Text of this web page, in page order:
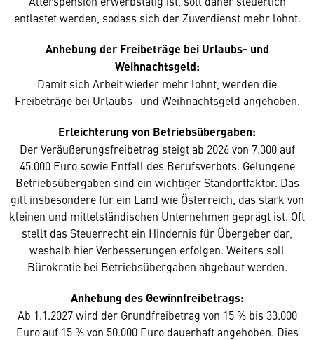
entlastet werden, sodass sich der Zuverdienst mehr lohnt.
Anhebung der Freibeträge bei Urlaubs- und
Weihnachtsgeld:
Damit sich Arbeit wieder mehr lohnt, werden die
Freibeträge bei Urlaubs- und Weihnachtsgeld angehoben.
Erleichterung von Betriebsübergaben:
Der Veräußerungsfreibetrag steigt ab 2026 von 7.300 auf
45.000 Euro sowie Entfall des Berufsverbots. Gelungene
Betriebsübergaben sind ein wichtiger Standortfaktor. Das
gilt insbesondere für ein Land wie Österreich, das stark von
kleinen und mittelständischen Unternehmen geprägt ist. Oft
stellt das Steuerrecht ein Hindernis für Übergeber dar,
weshalb hier Verbesserungen erfolgen. Weiters soll
Bürokratie bei Betriebsübergaben abgebaut werden.
Anhebung des Gewinnfreibetrags:
Ab 1.1.2027 wird der Grundfreibetrag von 15 % bis 33.000
Euro auf 15 % von 50.000 Euro dauerhaft angehoben. Dies